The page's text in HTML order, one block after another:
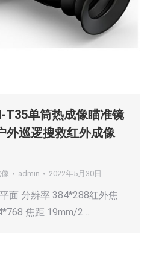
T35单筒热成像瞄准镜
外巡逻搜救红外成像
admin 2022年5月30日
面 分辨率 384*288红外焦
焦距 19mm/2…